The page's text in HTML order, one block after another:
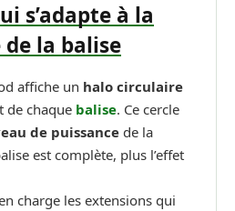
s’adapte à la
la balise
affiche un halo circulaire
de chaque balise. Ce cercle
de puissance de la
est complète, plus l’effet
charge les extensions qui